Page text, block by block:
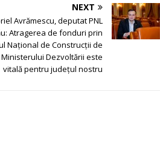
NEXT
Avrămescu, deputat PNL
Atragerea de fonduri prin
Național de Construcții de
Ministerului Dezvoltării este
vitală pentru județul nostru